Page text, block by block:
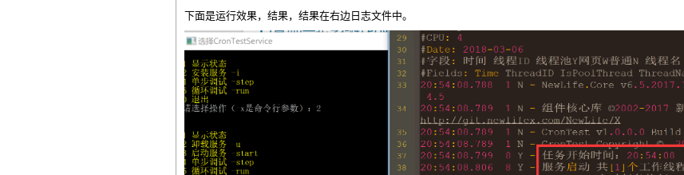
下面是运行效果，结果，结果在右边日志文件中。